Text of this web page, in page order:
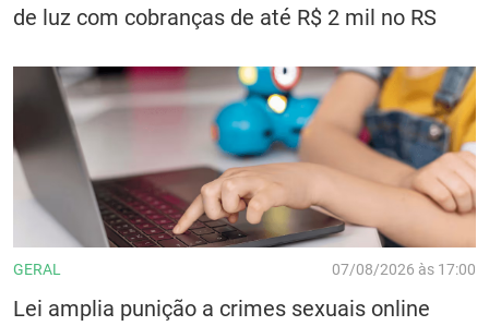
de luz com cobranças de até R$ 2 mil no RS
GERAL 07/08/2026 às 17:00
Lei amplia punição a crimes sexuais online